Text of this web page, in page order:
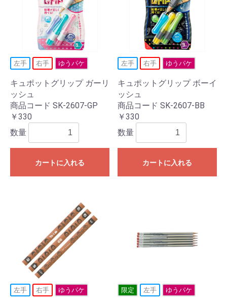
左手 右手 ゆうパケ
キュポットグリップ ガーリ
ッシュ
商品コード SK-2607-GP
￥330
数量
カートに入れる
左手 右手 ゆうパケ
キュポットグリップ ボーイ
ッシュ
商品コード SK-2607-BB
￥330
数量
カートに入れる
左手 右手 ゆうパケ 限定 左手 ゆうパケ